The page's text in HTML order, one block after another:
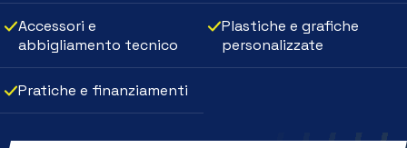
Accessori e
abbigliamento tecnico
Plastiche e grafiche
personalizzate
Pratiche e finanziamenti